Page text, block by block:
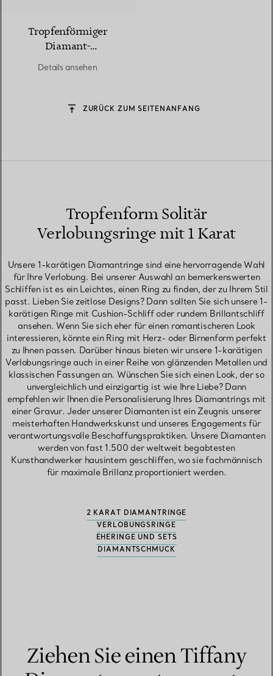
Tropfenförmiger
Diamant-
Verlobungsring in
Details ansehen
ZURÜCK ZUM SEITENANFANG
Tropfenform Solitär
Verlobungsringe mit 1 Karat
Unsere 1-karätigen Diamantringe sind eine hervorragende Wahl
für Ihre Verlobung. Bei unserer Auswahl an bemerkenswerten
Schliffen ist es ein Leichtes, einen Ring zu finden, der zu Ihrem Stil
passt. Lieben Sie zeitlose Designs? Dann sollten Sie sich unsere 1-
karätigen Ringe mit Cushion-Schliff oder rundem Brillantschliff
ansehen. Wenn Sie sich eher für einen romantischeren Look
interessieren, könnte ein Ring mit Herz- oder Birnenform perfekt
zu Ihnen passen. Darüber hinaus bieten wir unsere 1-karätigen
Verlobungsringe auch in einer Reihe von glänzenden Metallen und
klassischen Fassungen an. Wünschen Sie sich einen Look, der so
unvergleichlich und einzigartig ist wie Ihre Liebe? Dann
empfehlen wir Ihnen die Personalisierung Ihres Diamantrings mit
einer Gravur. Jeder unserer Diamanten ist ein Zeugnis unserer
meisterhaften Handwerkskunst und unseres Engagements für
verantwortungsvolle Beschaffungspraktiken. Unsere Diamanten
werden von fast 1.500 der weltweit begabtesten
Kunsthandwerker hausintern geschliffen, wo sie fachmännisch
für maximale Brillanz proportioniert werden.
2 KARAT DIAMANTRINGE
VERLOBUNGSRINGE
EHERINGE UND SETS
DIAMANTSCHMUCK
Ziehen Sie einen Tiffany